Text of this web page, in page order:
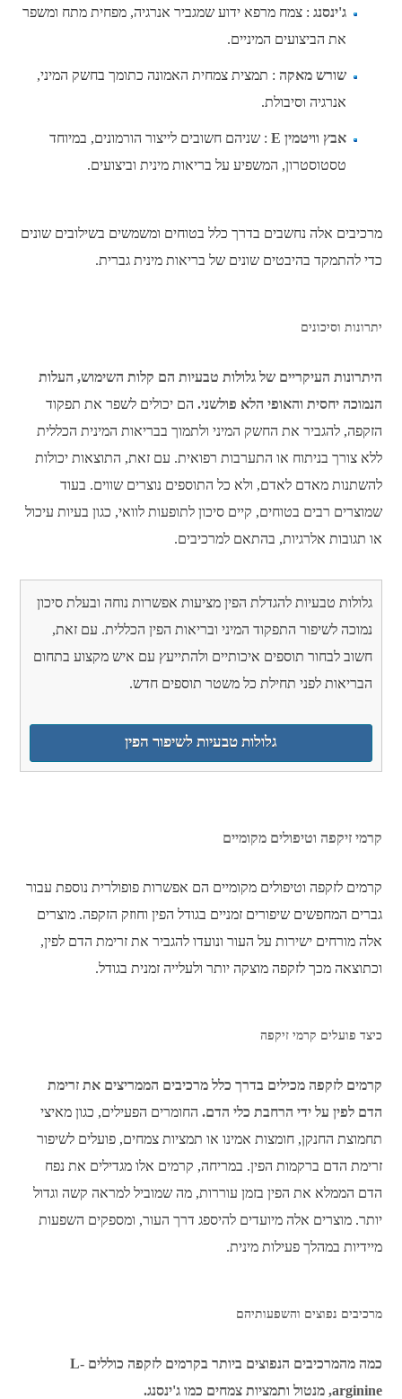
ג'ינסנג : צמח מרפא ידוע שמגביר אנרגיה, מפחית מתח ומשפר
את הביצועים המיניים.
שורש מאקה : תמצית צמחית האמונה כתומך בחשק המיני,
אנרגיה וסיבולת.
אבץ וויטמין E
: שניהם חשובים לייצור הורמונים, במיוחד
טסטוסטרון, המשפיע על בריאות מינית וביצועים.
מרכיבים אלה נחשבים בדרך כלל בטוחים ומשמשים בשילובים שונים
כדי להתמקד בהיבטים שונים של בריאות מינית גברית.
יתרונות וסיכונים
היתרונות העיקריים של גלולות טבעיות הם קלות השימוש, העלות
הנמוכה יחסית והאופי הלא פולשני. הם יכולים לשפר את תפקוד
הזקפה, להגביר את החשק המיני ולתמוך בבריאות המינית הכללית
ללא צורך בניתוח או התערבות רפואית. עם זאת, התוצאות יכולות
להשתנות מאדם לאדם, ולא כל התוספים נוצרים שווים. בעוד
שמוצרים רבים בטוחים, קיים סיכון לתופעות לוואי, כגון בעיות עיכול
או תגובות אלרגיות, בהתאם למרכיבים.
גלולות טבעיות להגדלת הפין מציעות אפשרות נוחה ובעלת סיכון
נמוכה לשיפור התפקוד המיני ובריאות הפין הכללית. עם זאת,
חשוב לבחור תוספים איכותיים ולהתייעץ עם איש מקצוע בתחום
הבריאות לפני תחילת כל משטר תוספים חדש.
גלולות טבעיות לשיפור הפין
קרמי זיקפה וטיפולים מקומיים
קרמים לזקפה וטיפולים מקומיים הם אפשרות פופולרית נוספת עבור
גברים המחפשים שיפורים זמניים בגודל הפין וחוזק הזקפה. מוצרים
אלה מורחים ישירות על העור ונועדו להגביר את זרימת הדם לפין,
וכתוצאה מכך לזקפה מוצקה יותר ולעלייה זמנית בגודל.
כיצד פועלים קרמי זיקפה
קרמים לזקפה מכילים בדרך כלל מרכיבים הממריצים את זרימת
הדם לפין על ידי הרחבת כלי הדם. החומרים הפעילים, כגון מאיצי
תחמוצת החנקן, חומצות אמינו או תמציות צמחים, פועלים לשיפור
זרימת הדם ברקמות הפין. במריחה, קרמים אלו מגדילים את נפח
הדם הממלא את הפין בזמן עוררות, מה שמוביל למראה קשה וגדול
יותר. מוצרים אלה מיועדים להיספג דרך העור, ומספקים השפעות
מיידיות במהלך פעילות מינית.
מרכיבים נפוצים והשפעותיהם
כמה מהמרכיבים הנפוצים ביותר בקרמים לזקפה כוללים L-
arginine, מנטול ותמציות צמחים כמו ג'ינסנג.